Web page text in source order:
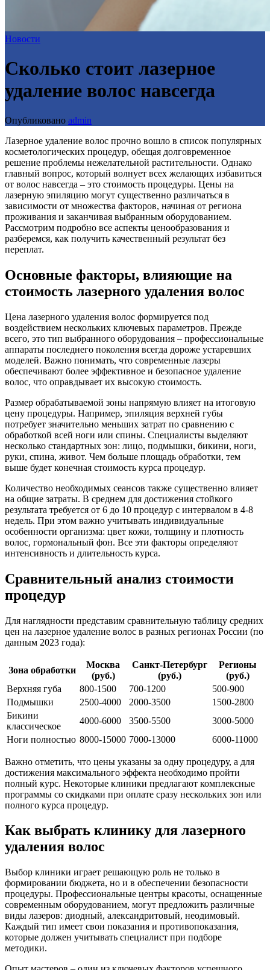
Новости
Сколько стоит лазерное
удаление волос навсегда
Опубликовано admin
Лазерное удаление волос прочно вошло в список популярных
косметологических процедур, обещая долговременное
решение проблемы нежелательной растительности. Однако
главный вопрос, который волнует всех желающих избавиться
от волос навсегда – это стоимость процедуры. Цены на
лазерную эпиляцию могут существенно различаться в
зависимости от множества факторов, начиная от региона
проживания и заканчивая выбранным оборудованием.
Рассмотрим подробно все аспекты ценообразования и
разберемся, как получить качественный результат без
переплат.
Основные факторы, влияющие на
стоимость лазерного удаления волос
Цена лазерного удаления волос формируется под
воздействием нескольких ключевых параметров. Прежде
всего, это тип выбранного оборудования – профессиональные
аппараты последнего поколения всегда дороже устаревших
моделей. Важно понимать, что современные лазеры
обеспечивают более эффективное и безопасное удаление
волос, что оправдывает их высокую стоимость.
Размер обрабатываемой зоны напрямую влияет на итоговую
цену процедуры. Например, эпиляция верхней губы
потребует значительно меньших затрат по сравнению с
обработкой всей ноги или спины. Специалисты выделяют
несколько стандартных зон: лицо, подмышки, бикини, ноги,
руки, спина, живот. Чем больше площадь обработки, тем
выше будет конечная стоимость курса процедур.
Количество необходимых сеансов также существенно влияет
на общие затраты. В среднем для достижения стойкого
результата требуется от 6 до 10 процедур с интервалом в 4-8
недель. При этом важно учитывать индивидуальные
особенности организма: цвет кожи, толщину и плотность
волос, гормональный фон. Все эти факторы определяют
интенсивность и длительность курса.
Сравнительный анализ стоимости
процедур
Для наглядности представим сравнительную таблицу средних
цен на лазерное удаление волос в разных регионах России (по
данным 2023 года):
Зона обработки
Москва
(руб.)
Санкт-Петербург
(руб.)
Регионы
(руб.)
Верхняя губа
800-1500 700-1200
500-900
Подмышки
2500-4000 2000-3500
1500-2800
Бикини
классическое
4000-6000 3500-5500
3000-5000
Ноги полностью 8000-15000 7000-13000 6000-11000
Важно отметить, что цены указаны за одну процедуру, а для
достижения максимального эффекта необходимо пройти
полный курс. Некоторые клиники предлагают комплексные
программы со скидками при оплате сразу нескольких зон или
полного курса процедур.
Как выбрать клинику для лазерного
удаления волос
Выбор клиники играет решающую роль не только в
формировании бюджета, но и в обеспечении безопасности
процедуры. Профессиональные центры красоты, оснащенные
современным оборудованием, могут предложить различные
виды лазеров: диодный, александритовый, неодимовый.
Каждый тип имеет свои показания и противопоказания,
которые должен учитывать специалист при подборе
методики.